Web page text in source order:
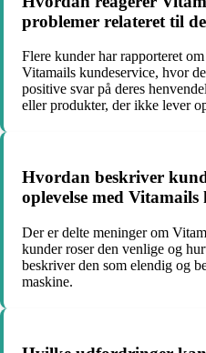
problemer relateret til
Flere kunder har rapporteret
Vitamails kundeservice, hvor
positive svar på deres
eller produkter, der ikke lever
Hvordan beskriver
oplevelse med Vitamails
Der er delte meninger om
kunder roser den venlige og
beskriver den som elendig og
maskine.